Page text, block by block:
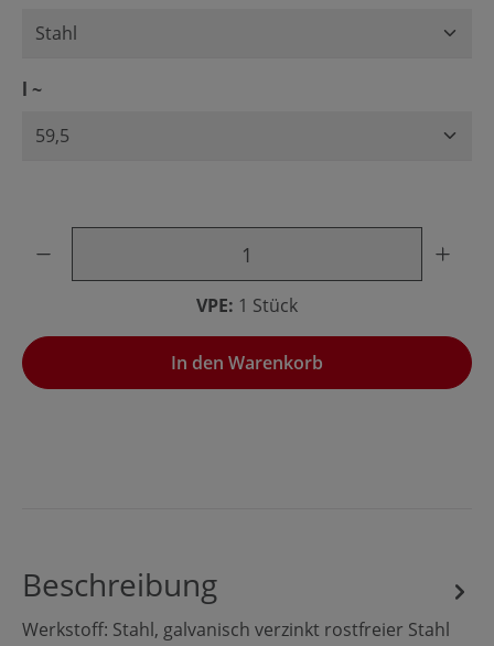
l ~auswählen
VPE: 1 Stück
In den Warenkorb
Beschreibung
Werkstoff: Stahl, galvanisch verzinkt rostfreier Stahl